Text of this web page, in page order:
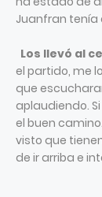
Juanfran tenía
Los llevó al
el partido, me
que
aplaudiendo.
el buen
visto que
de ir arriba e